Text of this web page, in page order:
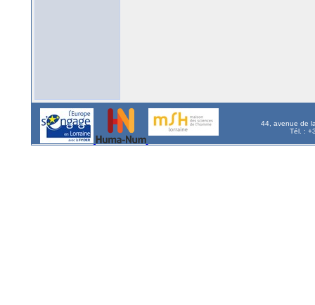
44, avenue de
Tél. :